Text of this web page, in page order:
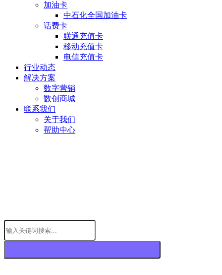
加油卡
中石化全国加油卡
话费卡
联通充值卡
移动充值卡
电信充值卡
行业动态
解决方案
数字营销
数创商城
联系我们
关于我们
帮助中心